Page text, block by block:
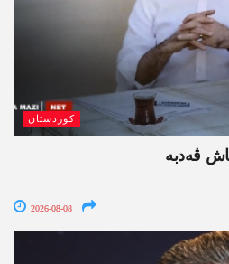
کوردستان
ڤەدبە
2026-08-08